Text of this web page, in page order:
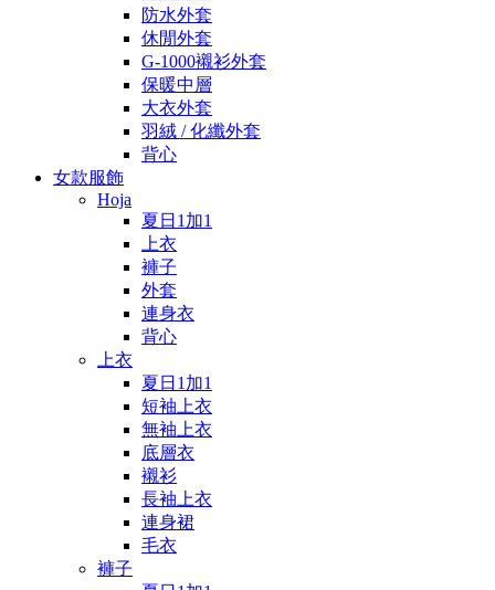
防水外套
休閒外套
G-1000襯衫外套
保暖中層
大衣外套
羽絨 / 化纖外套
背心
女款服飾
Hoja
夏日1加1
上衣
褲子
外套
連身衣
背心
上衣
夏日1加1
短袖上衣
無袖上衣
底層衣
襯衫
長袖上衣
連身裙
毛衣
褲子